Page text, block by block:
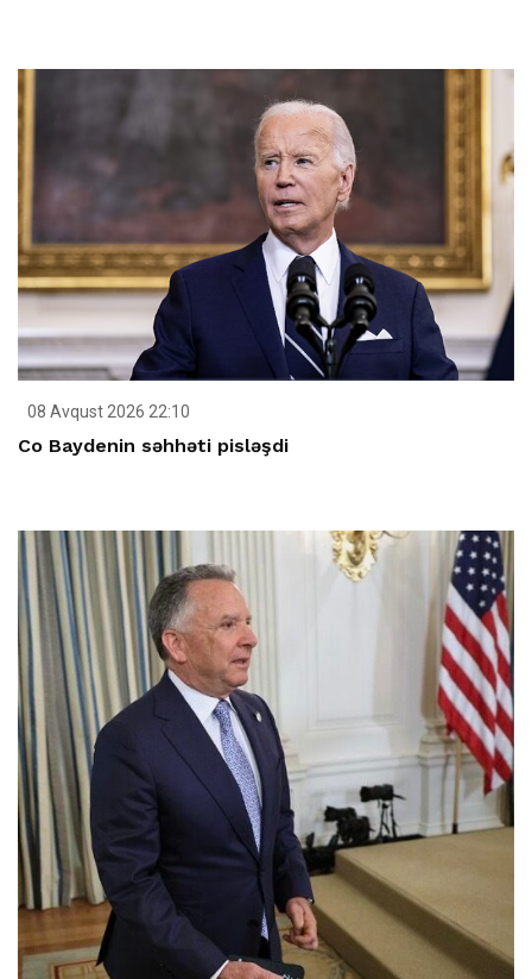
08 Avqust 2026 22:10
Co Baydenin səhhəti pisləşdi